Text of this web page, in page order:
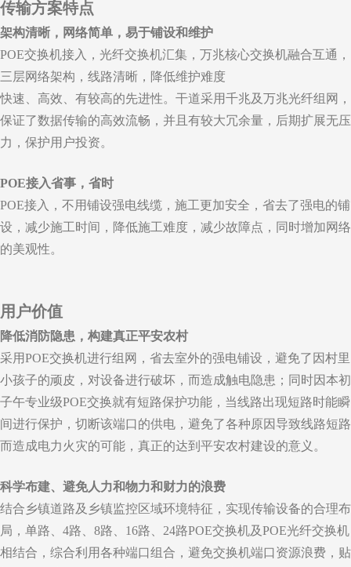
传输方案特点
架构清晰，网络简单，易于铺设和维护
POE交换机接入，光纤交换机汇集，万兆核心交换机融合互通，
三层网络架构，线路清晰，降低维护难度
快速、高效、有较高的先进性。干道采用千兆及万兆光纤组网，
保证了数据传输的高效流畅，并且有较大冗余量，后期扩展无压
力，保护用户投资。
POE接入省事，省时
POE接入，不用铺设强电线缆，施工更加安全，省去了强电的铺
设，减少施工时间，降低施工难度，减少故障点，同时增加网络
的美观性。
用户价值
降低消防隐患，构建真正平安农村
采用POE交换机进行组网，省去室外的强电铺设，避免了因村里
小孩子的顽皮，对设备进行破坏，而造成触电隐患；同时因本初
子午专业级POE交换就有短路保护功能，当线路出现短路时能瞬
间进行保护，切断该端口的供电，避免了各种原因导致线路短路
而造成电力火灾的可能，真正的达到平安农村建设的意义。
科学布建、避免人力和物力和财力的浪费
结合乡镇道路及乡镇监控区域环境特征，实现传输设备的合理布
局，单路、4路、8路、16路、24路POE交换机及POE光纤交换机
相结合，综合利用各种端口组合，避免交换机端口资源浪费，贴